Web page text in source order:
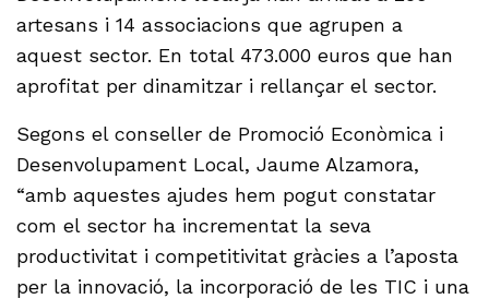
artesans i 14 associacions que agrupen a
aquest sector. En total 473.000 euros que han
aprofitat per dinamitzar i rellançar el sector.
Segons el conseller de Promoció Econòmica i
Desenvolupament Local, Jaume Alzamora,
“amb aquestes ajudes hem pogut constatar
com el sector ha incrementat la seva
productivitat i competitivitat gràcies a l’aposta
per la innovació, la incorporació de les TIC i una